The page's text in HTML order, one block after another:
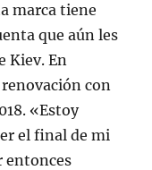
marca tiene
que aún les
Kiev. En
con
«Estoy
el final de mi
entonces